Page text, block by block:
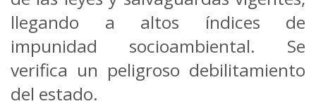
llegando a altos índices de
impunidad socioambiental. Se
verifica un peligroso debilitamiento
del estado.